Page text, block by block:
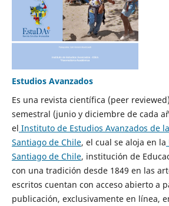
Estudios Avanzados
Es una revista científica (peer
semestral (junio y diciembre de cada
el Instituto de Estudios Avanzados de
Santiago de Chile, el cual se aloja en la
Santiago de Chile, institución de
con una tradición desde 1849 en las
escritos cuentan con acceso abierto a
publicación, exclusivamente en línea,